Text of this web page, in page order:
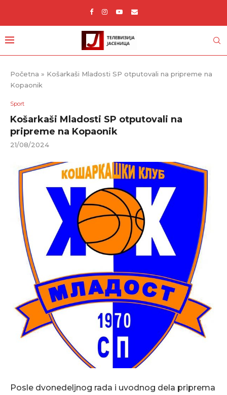
Početna » Košarkaši Mladosti SP otputovali na pripreme na
Kopaonik
Sport
Košarkaši Mladosti SP otputovali na
pripreme na Kopaonik
21/08/2024
Posle dvonedeljnog rada i uvodnog dela priprema